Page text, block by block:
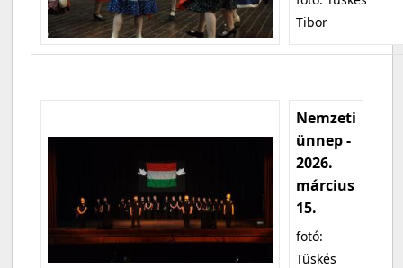
Tibor
Nemzeti
ünnep -
2026.
március
15.
fotó:
Tüskés